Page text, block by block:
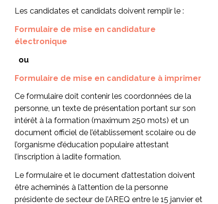
Les candidates et candidats doivent remplir le :
Formulaire de mise en candidature
électronique
ou
Formulaire de mise en candidature à imprimer
Ce formulaire doit contenir les coordonnées de la
personne, un texte de présentation portant sur son
intérêt à la formation (maximum 250 mots) et un
document officiel de l’établissement scolaire ou de
l’organisme d’éducation populaire attestant
l’inscription à ladite formation.
Le formulaire et le document d’attestation doivent
être acheminés à l’attention de la personne
présidente de secteur de l’AREQ entre le 15 janvier et